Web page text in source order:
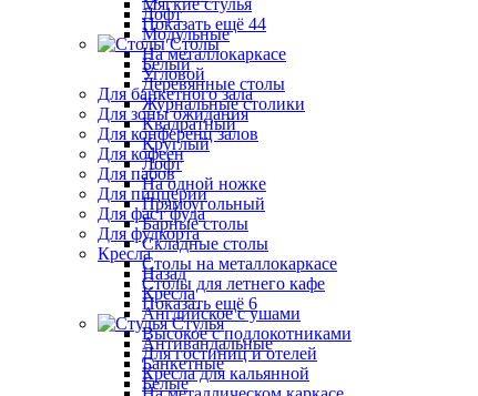
Мягкие стулья
Показать ещё 44
Столы
Белый
Деревянные столы
Журнальные столики
Квадратный
Круглый
Лофт
На одной ножке
Прямоугольный
Барные столы
Складные столы
Столы на металлокаркасе
Столы для летнего кафе
Показать ещё 6
Стулья
Антивандальные
Банкетные
Белые
Лофт
Модульные
На металлокаркасе
Угловой
Для банкетного зала
Для зоны ожидания
Для конференц залов
Для кофеен
Для пабов
Для пиццерии
Для фаст фуда
Для фудкорта
Кресла
Назад
Кресла
Английское с ушами
Высокое с подлокотниками
Для гостиниц и отелей
Кресла для кальянной